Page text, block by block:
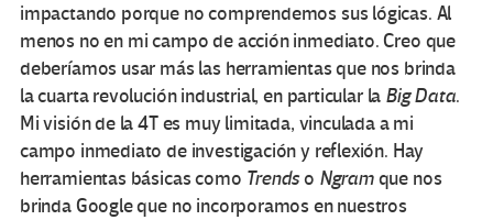
impactando porque no comprendemos sus lógicas. Al
menos no en mi campo de acción inmediato. Creo que
deberíamos usar más las herramientas que nos brinda
la cuarta revolución industrial, en particular la Big Data.
Mi visión de la 4T es muy limitada, vinculada a mi
campo inmediato de investigación y reflexión. Hay
herramientas básicas como Trendso Ngramque nos
brinda Google que no incorporamos en nuestros